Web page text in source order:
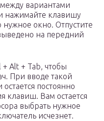
вариантами
нажимайте клавишу
окно. Отпустите
на передний
Alt + Tab, чтобы
При вводе такой
постоянно
клавиш. Вам остается
выбрать нужное
исчезнет.